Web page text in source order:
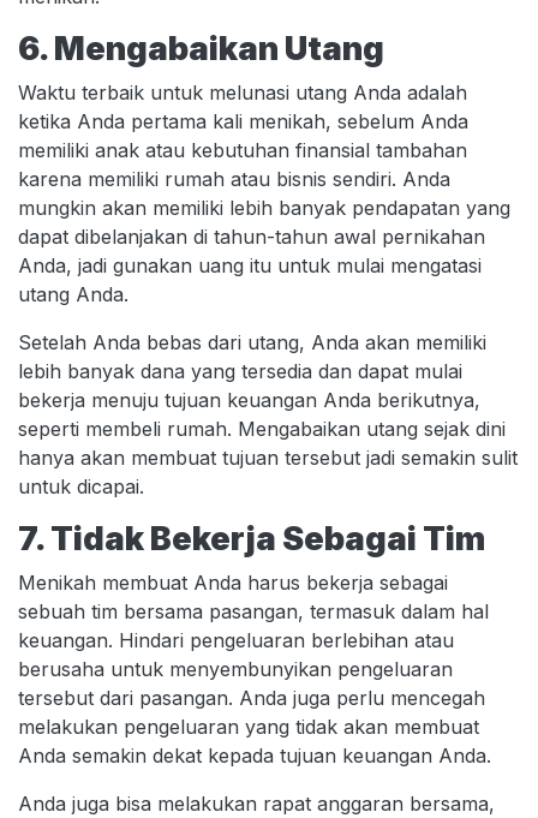
6. Mengabaikan Utang
Waktu terbaik untuk melunasi utang Anda adalah
ketika Anda pertama kali menikah, sebelum Anda
memiliki anak atau kebutuhan finansial tambahan
karena memiliki rumah atau bisnis sendiri. Anda
mungkin akan memiliki lebih banyak pendapatan yang
dapat dibelanjakan di tahun-tahun awal pernikahan
Anda, jadi gunakan uang itu untuk mulai mengatasi
utang Anda.
Setelah Anda bebas dari utang, Anda akan memiliki
lebih banyak dana yang tersedia dan dapat mulai
bekerja menuju tujuan keuangan Anda berikutnya,
seperti membeli rumah. Mengabaikan utang sejak dini
hanya akan membuat tujuan tersebut jadi semakin sulit
untuk dicapai.
7. Tidak Bekerja Sebagai Tim
Menikah membuat Anda harus bekerja sebagai
sebuah tim bersama pasangan, termasuk dalam hal
keuangan. Hindari pengeluaran berlebihan atau
berusaha untuk menyembunyikan pengeluaran
tersebut dari pasangan. Anda juga perlu mencegah
melakukan pengeluaran yang tidak akan membuat
Anda semakin dekat kepada tujuan keuangan Anda.
Anda juga bisa melakukan rapat anggaran bersama,